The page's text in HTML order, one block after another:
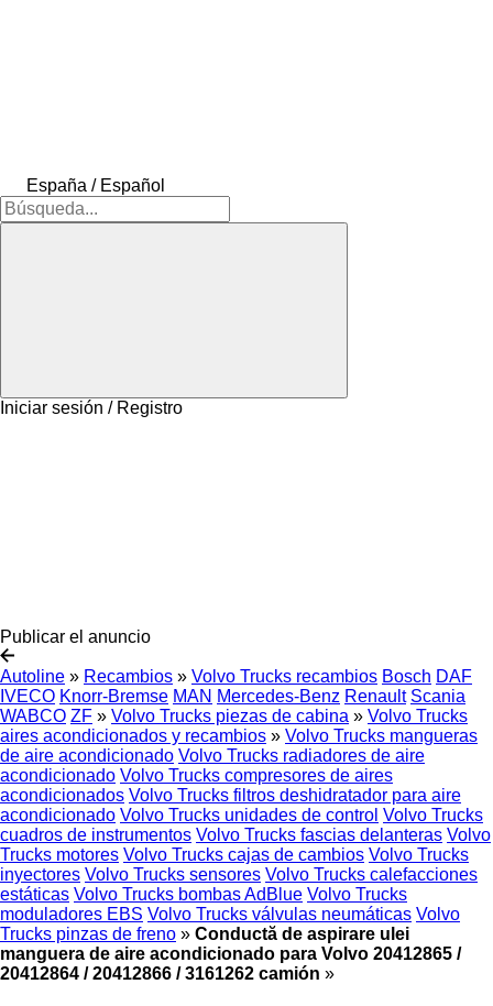
España / Español
Iniciar sesión / Registro
Publicar el anuncio
Autoline » Recambios » Volvo Trucks recambios Bosch DAF
IVECO Knorr-Bremse MAN Mercedes-Benz Renault Scania
WABCO ZF » Volvo Trucks piezas de cabina » Volvo Trucks
aires acondicionados y recambios » Volvo Trucks mangueras
de aire acondicionado Volvo Trucks radiadores de aire
acondicionado Volvo Trucks compresores de aires
acondicionados Volvo Trucks filtros deshidratador para aire
acondicionado Volvo Trucks unidades de control Volvo Trucks
cuadros de instrumentos Volvo Trucks fascias delanteras Volvo
Trucks motores Volvo Trucks cajas de cambios Volvo Trucks
inyectores Volvo Trucks sensores Volvo Trucks calefacciones
estáticas Volvo Trucks bombas AdBlue Volvo Trucks
moduladores EBS Volvo Trucks válvulas neumáticas Volvo
Trucks pinzas de freno » Conductă de aspirare ulei
manguera de aire acondicionado para Volvo 20412865 /
20412864 / 20412866 / 3161262 camión »